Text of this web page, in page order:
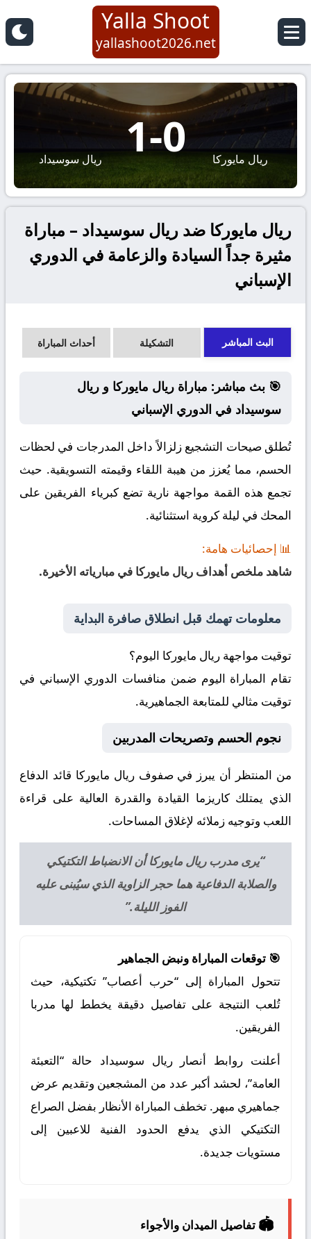
Yalla Shoot
yallashoot2026.net
ريال مايوركا 0
-
1 ريال سوسيداد
ريال مايوركا ضد ريال سوسيداد – مباراة
مثيرة جداً السيادة والزعامة في الدوري
الإسباني
البث المباشر التشكيلة أحداث المباراة
🎯 بث مباشر: مباراة ريال مايوركا و ريال
سوسيداد في الدوري الإسباني
تُطلق صيحات التشجيع زلزالاً داخل المدرجات في لحظات
الحسم، مما يُعزز من هيبة اللقاء وقيمته التسويقية. حيث
تجمع هذه القمة مواجهة نارية تضع كبرياء الفريقين على
المحك في ليلة كروية استثنائية.
📊 إحصائيات هامة:
شاهد ملخص أهداف ريال مايوركا في مبارياته الأخيرة.
معلومات تهمك قبل انطلاق صافرة البداية
توقيت مواجهة ريال مايوركا اليوم؟
تقام المباراة اليوم ضمن منافسات الدوري الإسباني في
توقيت مثالي للمتابعة الجماهيرية.
نجوم الحسم وتصريحات المدربين
من المنتظر أن يبرز في صفوف ريال مايوركا قائد الدفاع
الذي يمتلك كاريزما القيادة والقدرة العالية على قراءة
اللعب وتوجيه زملائه لإغلاق المساحات.
“يرى مدرب ريال مايوركا أن الانضباط التكتيكي
والصلابة الدفاعية هما حجر الزاوية الذي سيُبنى عليه
الفوز الليلة.”
🎯 توقعات المباراة ونبض الجماهير
تتحول المباراة إلى “حرب أعصاب” تكتيكية، حيث
تُلعب النتيجة على تفاصيل دقيقة يخطط لها مدربا
الفريقين.
أعلنت روابط أنصار ريال سوسيداد حالة “التعبئة
العامة”، لحشد أكبر عدد من المشجعين وتقديم عرض
جماهيري مبهر. تخطف المباراة الأنظار بفضل الصراع
التكتيكي الذي يدفع الحدود الفنية للاعبين إلى
مستويات جديدة.
🏟️ تفاصيل الميدان والأجواء